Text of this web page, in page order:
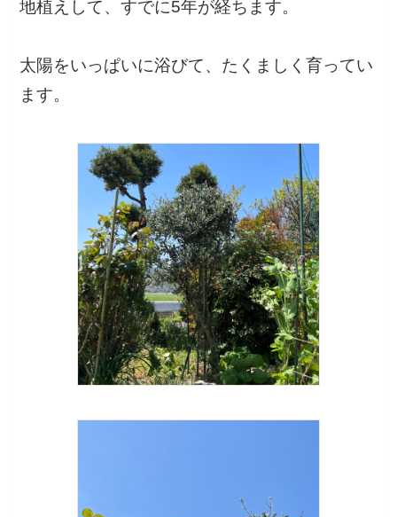
地植えして、すでに5年が経ちます。
太陽をいっぱいに浴びて、たくましく育ってい
ます。